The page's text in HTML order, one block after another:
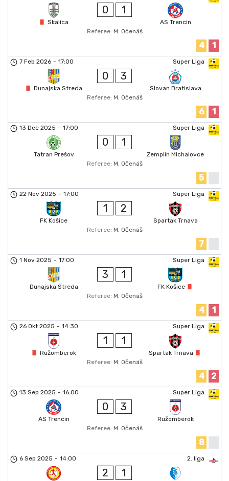
Skalica
0 1
AS Trencin
Referee: M. Očenáš
4 1
Super Liga
7 Feb 2026 - 17:00
Dunajska Streda
0 3
Slovan Bratislava
Referee: M. Očenáš
6 1
Super Liga
13 Dec 2025 - 17:00
Tatran Prešov
0 1
Zemplín Michalovce
Referee: M. Očenáš
5
Super Liga
22 Nov 2025 - 17:00
FK Košice
1 2
Spartak Trnava
Referee: M. Očenáš
7
Super Liga
1 Nov 2025 - 17:00
Dunajska Streda
3 1
FK Košice
Referee: M. Očenáš
4 1
Super Liga
26 Okt 2025 - 14:30
Ružomberok
1 1
Spartak Trnava
Referee: M. Očenáš
4 2
Super Liga
13 Sep 2025 - 16:00
AS Trencin
0 3
Ružomberok
Referee: M. Očenáš
8
2. liga
6 Sep 2025 - 14:00
2 1